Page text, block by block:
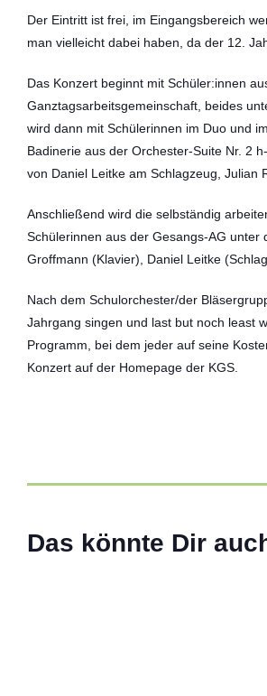
Der Eintritt ist frei, im Eingangsbereich
man vielleicht dabei haben, da der 12.
Das Konzert beginnt mit Schüler:innen
Ganztagsarbeitsgemeinschaft, beides
wird dann mit Schülerinnen im Duo und
Badinerie aus der Orchester-Suite Nr. 2
von Daniel Leitke am Schlagzeug, Julian
Anschließend wird die selbständig
Schülerinnen aus der Gesangs-AG
Groffmann (Klavier), Daniel Leitke
Nach dem Schulorchester/der
Jahrgang singen und last but noch least
Programm, bei dem jeder auf seine
Konzert auf der Homepage der KGS.
Das könnte Dir